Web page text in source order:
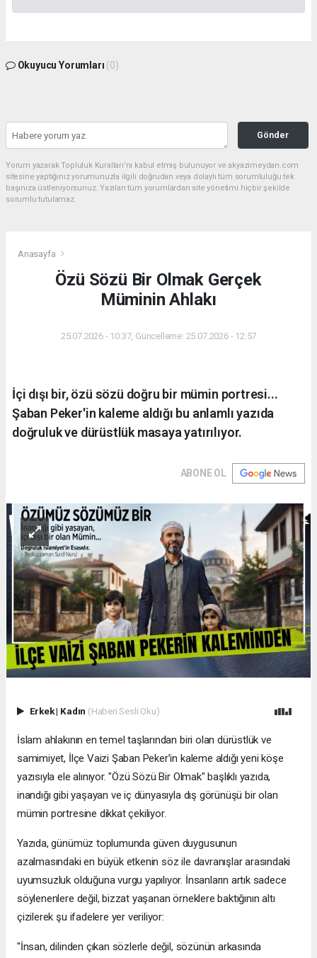
Okuyucu Yorumları (0)
Gönder
Yorum yazarak Topluluk Kuralları’nı kabul etmiş bulunuyor ve akyazimeydan.com
sitesine yaptığınız yorumunuzla ilgili doğrudan veya dolaylı tüm sorumluluğu tek
başınıza üstleniyorsunuz. Yazılan tüm yorumlardan site yönetimi hiçbir şekilde
sorumlu tutulamaz.
Anasayfa
Özü Sözü Bir Olmak Gerçek
Müminin Ahlakı
25.07.2026 - 10:37, Güncelleme: 25.07.2026 - 12:57
İçi dışı bir, özü sözü doğru bir mümin portresi...
Şaban Peker'in kaleme aldığı bu anlamlı yazıda
doğruluk ve dürüstlük masaya yatırılıyor.
ABONE OL
Erkek| Kadın (Haberi Sesli Oku)
İslam ahlakının en temel taşlarından biri olan dürüstlük ve
samimiyet, İlçe Vaizi Şaban Peker’in kaleme aldığı yeni köşe
yazısıyla ele alınıyor. "Özü Sözü Bir Olmak" başlıklı yazıda,
inandığı gibi yaşayan ve iç dünyasıyla dış görünüşü bir olan
mümin portresine dikkat çekiliyor.
​Yazıda, günümüz toplumunda güven duygusunun
azalmasındaki en büyük etkenin söz ile davranışlar arasındaki
uyumsuzluk olduğuna vurgu yapılıyor. İnsanların artık sadece
söylenenlere değil, bizzat yaşanan örneklere baktığının altı
çizilerek şu ifadelere yer veriliyor:
​"İnsan, dilinden çıkan sözlerle değil, sözünün arkasında